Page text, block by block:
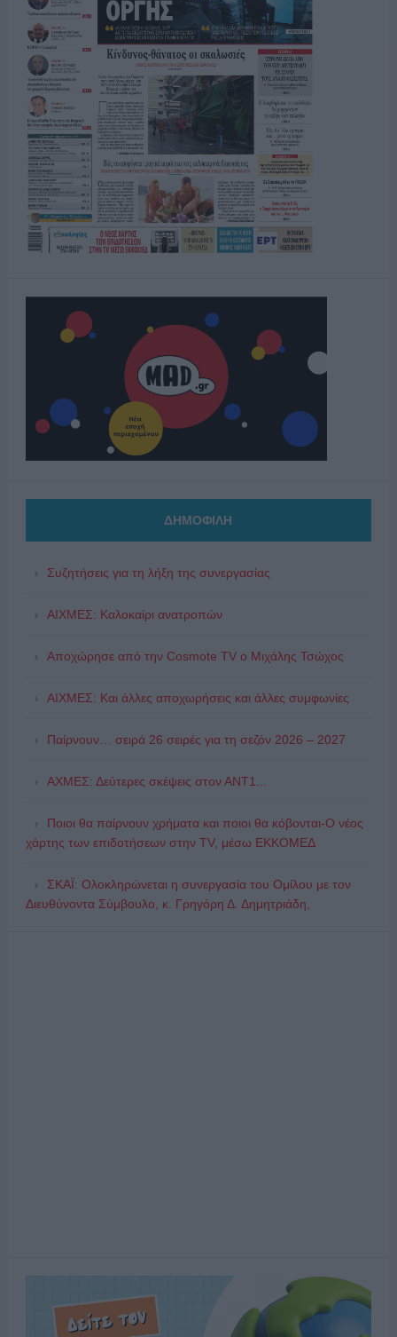
ΔΗΜΟΦΙΛΗ
Συζητήσεις για τη λήξη της συνεργασίας
ΑΙΧΜΕΣ: Καλοκαίρι ανατροπών
Αποχώρησε από την Cosmote TV o Μιχάλης Τσώχος
ΑΙΧΜΕΣ: Και άλλες αποχωρήσεις και άλλες συμφωνίες
Παίρνουν… σειρά 26 σειρές για τη σεζόν 2026 – 2027
ΑΧΜΕΣ: Δεύτερες σκέψεις στον ΑΝΤ1...
Ποιοι θα παίρνουν χρήματα και ποιοι θα κόβονται-Ο νέος
χάρτης των επιδοτήσεων στην TV, μέσω ΕΚΚΟΜΕΔ
ΣΚΑΪ: Ολοκληρώνεται η συνεργασία του Ομίλου με τον
Διευθύνοντα Σύμβουλο, κ. Γρηγόρη Δ. Δημητριάδη,